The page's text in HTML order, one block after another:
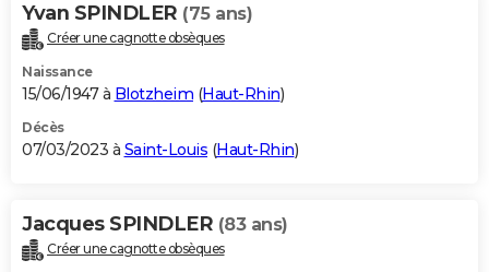
Yvan SPINDLER (75 ans)
Créer une cagnotte obsèques
Naissance
15/06/1947 à Blotzheim (Haut-Rhin)
Décès
07/03/2023 à Saint-Louis (Haut-Rhin)
Jacques SPINDLER (83 ans)
Créer une cagnotte obsèques